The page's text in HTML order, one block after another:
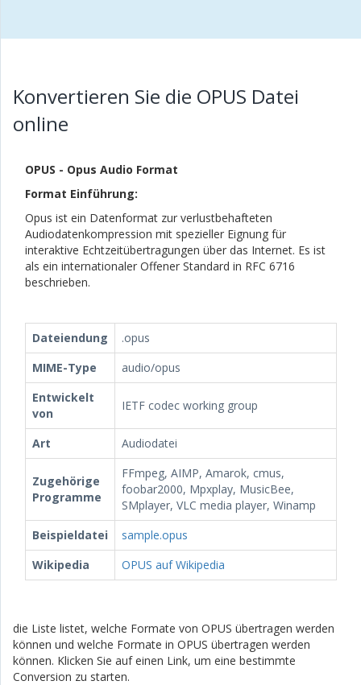
Konvertieren Sie die OPUS Datei
online
OPUS - Opus Audio Format
Format Einführung:
Opus ist ein Datenformat zur verlustbehafteten
Audiodatenkompression mit spezieller Eignung für
interaktive Echtzeitübertragungen über das Internet. Es ist
als ein internationaler Offener Standard in RFC 6716
beschrieben.
Dateiendung
.opus
MIME-Type
audio/opus
Entwickelt
von
IETF codec working group
Art Audiodatei
Zugehörige
Programme
FFmpeg, AIMP, Amarok, cmus,
foobar2000, Mpxplay, MusicBee,
SMplayer, VLC media player, Winamp
Beispieldatei
sample.opus
Wikipedia
OPUS auf Wikipedia
die Liste listet, welche Formate von OPUS übertragen werden
können und welche Formate in OPUS übertragen werden
können. Klicken Sie auf einen Link, um eine bestimmte
Conversion zu starten.